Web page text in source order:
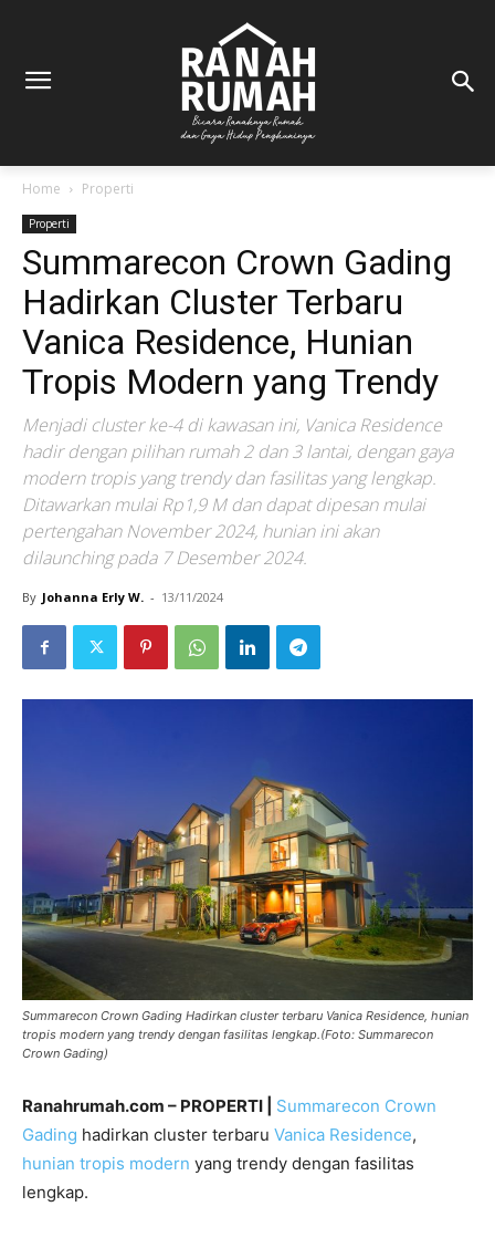
Home Properti
Properti
Summarecon Crown Gading
Hadirkan Cluster Terbaru
Vanica Residence, Hunian
Tropis Modern yang Trendy
Menjadi cluster ke-4 di kawasan ini, Vanica Residence
hadir dengan pilihan rumah 2 dan 3 lantai, dengan gaya
modern tropis yang trendy dan fasilitas yang lengkap.
Ditawarkan mulai Rp1,9 M dan dapat dipesan mulai
pertengahan November 2024, hunian ini akan
dilaunching pada 7 Desember 2024.
By Johanna Erly W. - 13/11/2024
Summarecon Crown Gading Hadirkan cluster terbaru Vanica Residence, hunian
tropis modern yang trendy dengan fasilitas lengkap.(Foto: Summarecon
Crown Gading)
Ranahrumah.com – PROPERTI | Summarecon Crown
Gading hadirkan cluster terbaru Vanica Residence,
hunian tropis modern yang trendy dengan fasilitas
lengkap.